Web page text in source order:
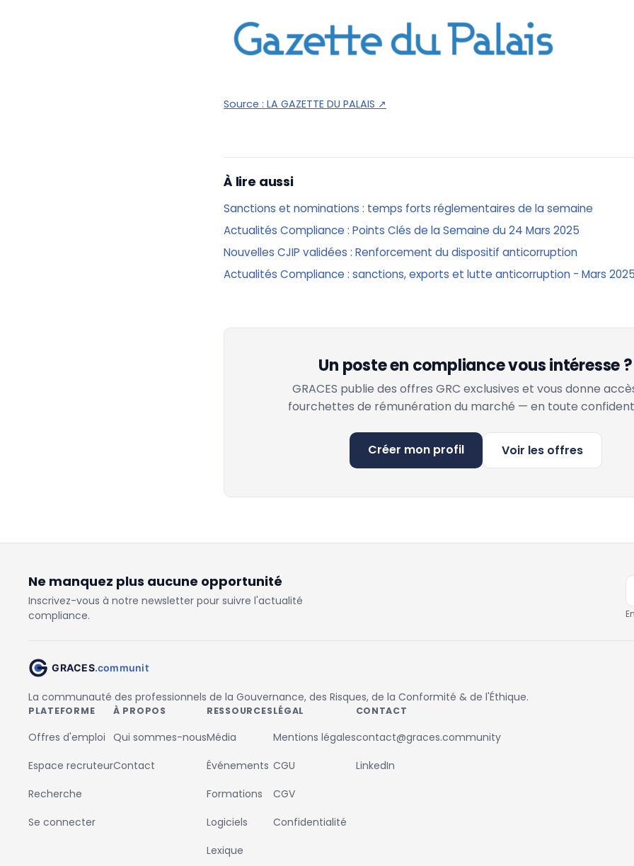
Source : LA GAZETTE DU PALAIS ↗
À lire aussi
Sanctions et nominations : temps forts réglementaires de la semaine
Actualités Compliance : Points Clés de la Semaine du 24 Mars 2025
Nouvelles CJIP validées : Renforcement du dispositif anticorruption
Actualités Compliance : sanctions, exports et lutte anticorruption - Mars 2025
Un poste en compliance vous intéresse ?
GRACES publie des offres GRC exclusives et vous donne
fourchettes de rémunération du marché — en toute
Créer mon profil Voir les offres
Ne manquez plus aucune opportunité
Inscrivez-vous à notre newsletter pour suivre l'actualité
compliance.
La communauté des professionnels de la Gouvernance, des Risques, de la Conformité & de l'Éthique.
PLATEFORME
Offres d'emploi
Espace recruteur
Recherche
Se connecter
À PROPOS
Qui sommes-nous
Contact
RESSOURCES
Média
Événements
Formations
Logiciels
Lexique
LÉGAL
Mentions légales
CGU
CGV
Confidentialité
CONTACT
contact@graces.community
LinkedIn